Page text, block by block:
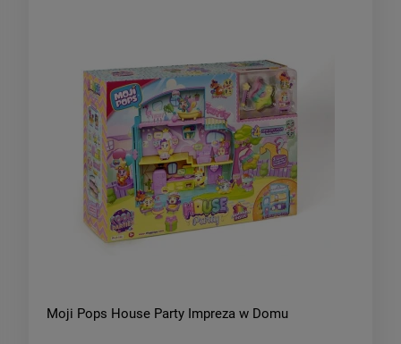
Moji Pops House Party Impreza w Domu